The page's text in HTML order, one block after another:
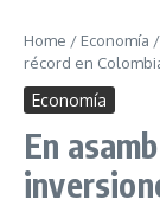
Home / Economía /
récord en
Economía
En